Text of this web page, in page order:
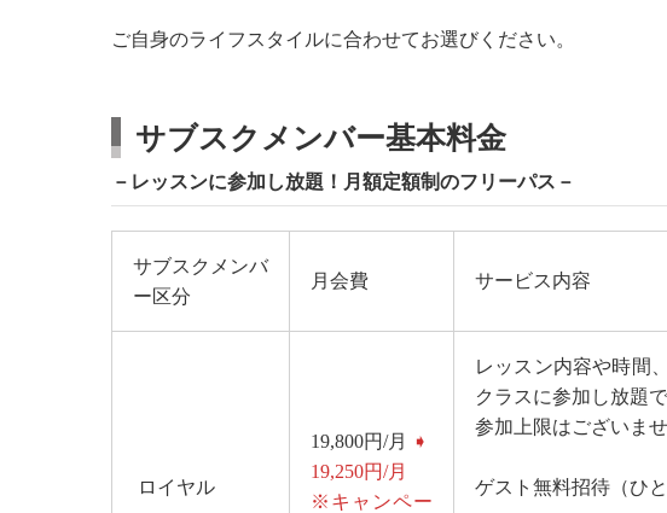
ご自身のライフスタイルに合わせてお選びください。
サブスクメンバー基本料金
－レッスンに参加し放題！月額定額制のフリーパス－
サブスクメンバ
ー区分
月会費 サービス内容
ロイヤル
19,800円/月
➧
19,250円/月
※キャンペー
レッスン内容や時間
クラスに参加し放題で
参加上限はございませ
ゲスト無料招待（ひ